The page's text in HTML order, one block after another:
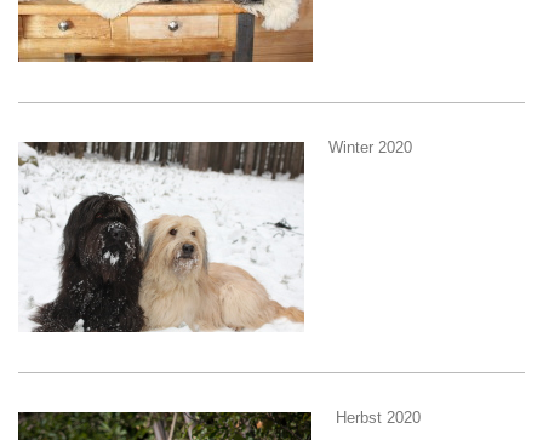
Winter 2020
Herbst 2020